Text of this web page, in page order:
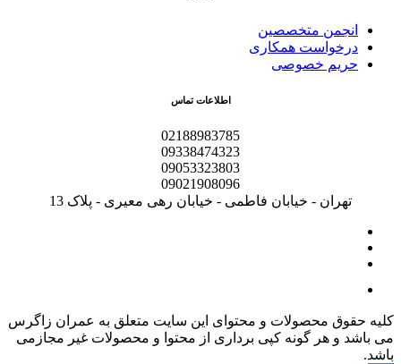
انجمن متخصصین
درخواست همکاری
حریم خصوصی
اطلاعات تماس
02188983785
09338474323
09053323803
09021908096
تهران - خیابان فاطمی - خیابان رهی معیری - پلاک 13
کليه حقوق محصولات و محتوای اين سایت متعلق به عمران زاگرس
می باشد و هر گونه کپی برداری از محتوا و محصولات غیر مجازمی
باشد.